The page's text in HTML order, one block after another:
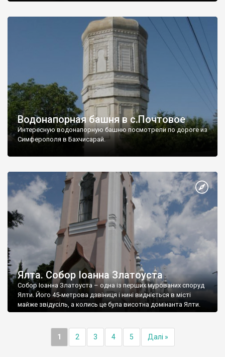
Водонапорная башня в с.Почтовое
Интересную водонапорную башню посмотрели по дороге из
Симферополя в Бахчисарай.
Ялта. Собор Іоанна Златоуста
Собор Іоанна Златоуста – одна із перших мурованих споруд
Ялти. Його 45-метрова дзвіниця і нині видніється в місті
майже звідусіль, а колись це була висотна домінанта Ялти.
1 2 3 4 5 Далі »